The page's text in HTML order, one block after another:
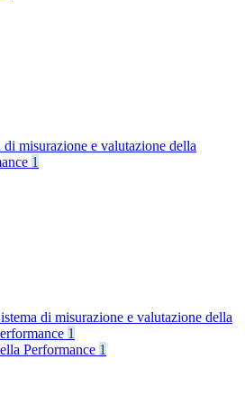
di misurazione e valutazione della
1
di misurazione e valutazione della
1
Performance 1